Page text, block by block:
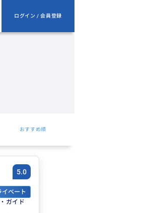
ログイン / 会員登録
おすすめ順
5.0
イベート
ガイド